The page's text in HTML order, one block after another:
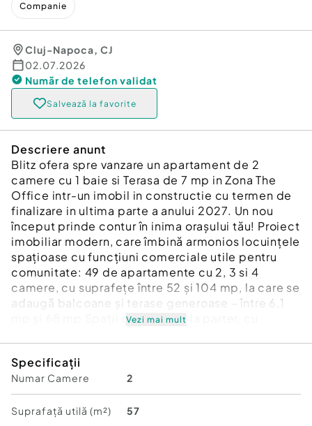
Companie
Cluj-Napoca, CJ
02.07.2026
Număr de telefon validat
Salvează la favorite
Descriere anunt
Blitz ofera spre vanzare un apartament de 2
camere cu 1 baie si Terasa de 7 mp in Zona The
Office intr-un imobil in constructie cu termen de
finalizare in ultima parte a anului 2027. Un nou
început prinde contur în inima orașului tău! Proiect
imobiliar modern, care îmbină armonios locuințele
spațioase cu funcțiuni comerciale utile pentru
comunitate: 49 de apartamente cu 2, 3 si 4
camere, cu suprafețe între 52 și 104 mp, la care se
adaugă balcoane și terase generoase – între 6,1
mp și 68 mp Spații comerciale la parter, cu
accesibile prin rampă auto. La etajul 1 birouri cu
suprafață intre 67mp si 179mp. Confortul tău
contează – fiecare apartament va fi dotat cu:
Încălzire în pardoseală Imobilul va fi racordat la
Vezi mai mult
Specificații
Numar Camere 2
Suprafață utilă (m²) 57